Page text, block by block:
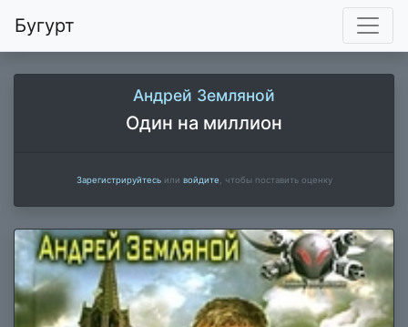
Бугурт
Андрей Земляной
Один на миллион
Зарегистрируйтесьили войдите , чтобы поставить оценку